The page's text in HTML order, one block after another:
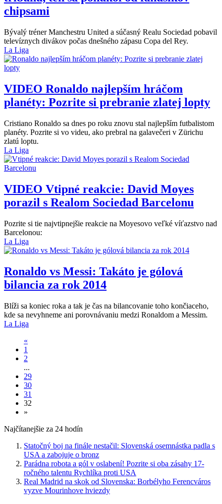
chipsami
Bývalý tréner Manchestru United a súčasný Realu Sociedad pobavil
televíznych divákov počas dnešného zápasu Copa del Rey.
La Liga
VIDEO Ronaldo najlepším hráčom
planéty: Pozrite si prebranie zlatej lopty
Cristiano Ronaldo sa dnes po roku znovu stal najlepším futbalistom
planéty. Pozrite si vo videu, ako prebral na galavečeri v Zürichu
zlatú loptu.
La Liga
VIDEO Vtipné reakcie: David Moyes
porazil s Realom Sociedad Barcelonu
Pozrite si tie najvtipnejšie reakcie na Moyesovo veľké víťazstvo nad
Barcelonou:
La Liga
Ronaldo vs Messi: Takáto je gólová
bilancia za rok 2014
Blíži sa koniec roka a tak je čas na bilancovanie toho končiaceho,
kde sa nevyhneme ani porovnávaniu medzi Ronaldom a Messim.
La Liga
«
1
2
...
29
30
31
32
»
Najčítanejšie za 24 hodín
Statočný boj na finále nestačil: Slovenská osemnástka padla s
USA a zabojuje o bronz
Parádna robota a gól v oslabení! Pozrite si oba zásahy 17-
ročného talentu Rychlíka proti USA
Real Madrid na skok od Slovenska: Borbélyho Ferencváros
vyzve Mourinhove hviezdy